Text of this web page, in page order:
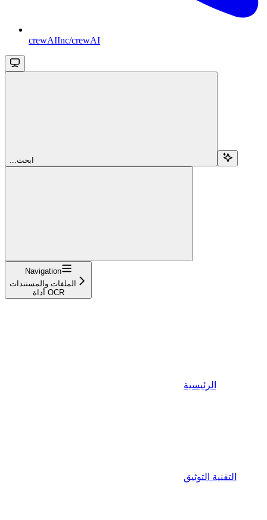
crewAIInc/crewAI
...ابحث
Navigation
الملفات والمستندات
أداة OCR
الرئيسية
التقنية التوثيق